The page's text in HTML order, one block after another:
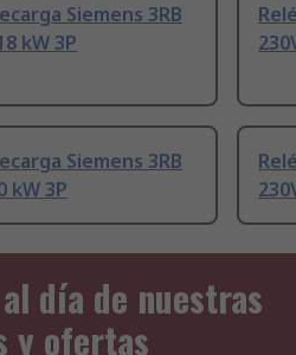
Siemens 3RB
kW 3P
Siemens 3RB
kW 3P
día de nuestras
y ofertas